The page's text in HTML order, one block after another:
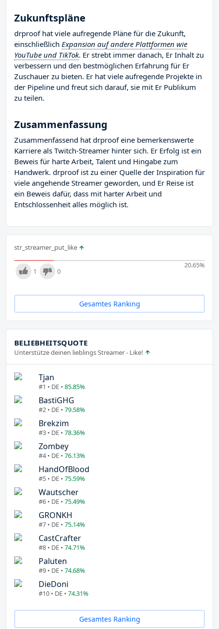
Zukunftspläne
drproof hat viele aufregende Pläne für die Zukunft,
einschließlich Expansion auf andere Plattformen wie
YouTube und TikTok. Er strebt immer danach, Er Inhalt zu
verbessern und den bestmöglichen Erfahrung für Er
Zuschauer zu bieten. Er hat viele aufregende Projekte in
der Pipeline und freut sich darauf, sie mit Er Publikum
zu teilen.
Zusammenfassung
Zusammenfassend hat drproof eine bemerkenswerte
Karriere als Twitch-Streamer hinter sich. Er Erfolg ist ein
Beweis für harte Arbeit, Talent und Hingabe zum
Handwerk. drproof ist zu einer Quelle der Inspiration für
viele angehende Streamer geworden, und Er Reise ist
ein Beweis dafür, dass mit harter Arbeit und
Entschlossenheit alles möglich ist.
str_streamer_put_like
20.65%
1 0
Gesamtes Ranking
BELIEBHEITSQUOTE
Unterstütze deinen lieblings Streamer - Like!
Tjan
#1 • DE • 85.85%
BastiGHG
#2 • DE • 79.58%
Brekzim
#3 • DE • 78.36%
Zombey
#4 • DE • 76.13%
HandOfBlood
#5 • DE • 75.59%
Wautscher
#6 • DE • 75.49%
GRONKH
#7 • DE • 75.14%
CastCrafter
#8 • DE • 74.71%
Paluten
#9 • DE • 74.68%
DieDoni
#10 • DE • 74.31%
Gesamtes Ranking